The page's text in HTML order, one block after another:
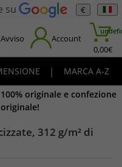
su €
Avviso Account
0,00€
|
MARCA A-Z
originale e confezione
originale!
312 g/m² di